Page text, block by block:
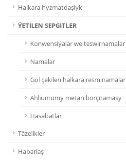
Halkara hyzmatdaşlyk
ÝETILEN SEPGITLER
Konwensiýalar we teswirnamalar
Namalar
Gol çekilen halkara resminamalar
Ähliumumy metan borçnamasy
Hasabatlar
Täzelikler
Habarlaş